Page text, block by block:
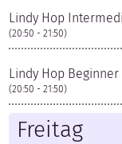
Lindy Hop
(20:50 - 21:50)
Lindy Hop Beginner
(20:50 - 21:50)
Freitag